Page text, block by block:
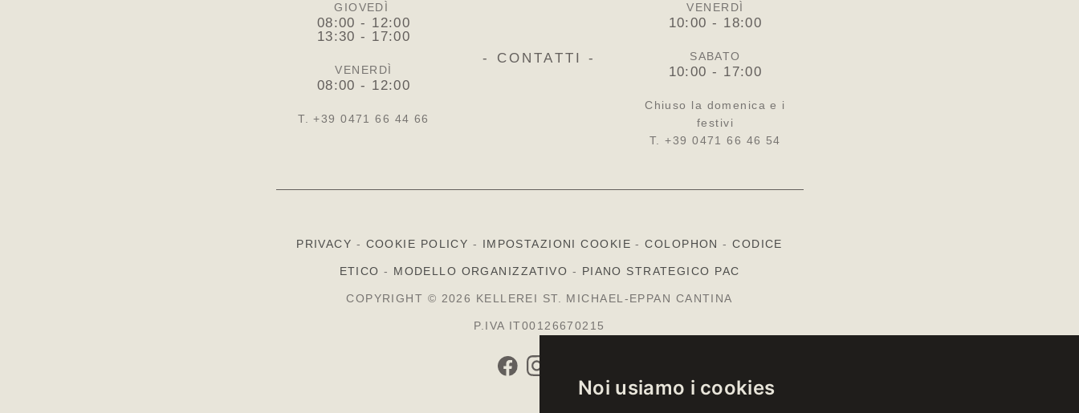
Noi usiamo i cookies
GIOVEDÌ
08:00 - 12:00
13:30 - 17:00
VENERDÌ
08:00 - 12:00
T. +39 0471 66 44 66
- CONTATTI -
VENERDÌ
10:00 - 18:00
SABATO
10:00 - 17:00
Chiuso la domenica e i
festivi
T. +39 0471 66 46 54
PRIVACY - COOKIE POLICY - IMPOSTAZIONI COOKIE -COLOPHON -CODICE
ETICO - MODELLO ORGANIZZATIVO - PIANO STRATEGICO PAC
COPYRIGHT © 2026 KELLEREI ST. MICHAEL-EPPAN CANTINA
P.IVA IT00126670215